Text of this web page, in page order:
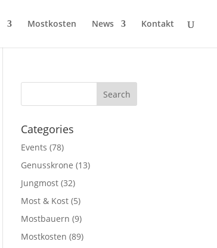
Mostkosten News Kontakt
Categories
Events (78)
Genusskrone (13)
Jungmost (32)
Most & Kost (5)
Mostbauern (9)
Mostkosten (89)